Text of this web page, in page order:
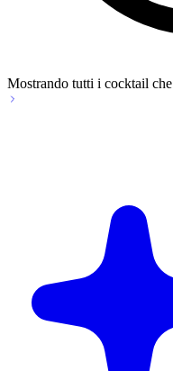
Mostrando tutti i cocktail